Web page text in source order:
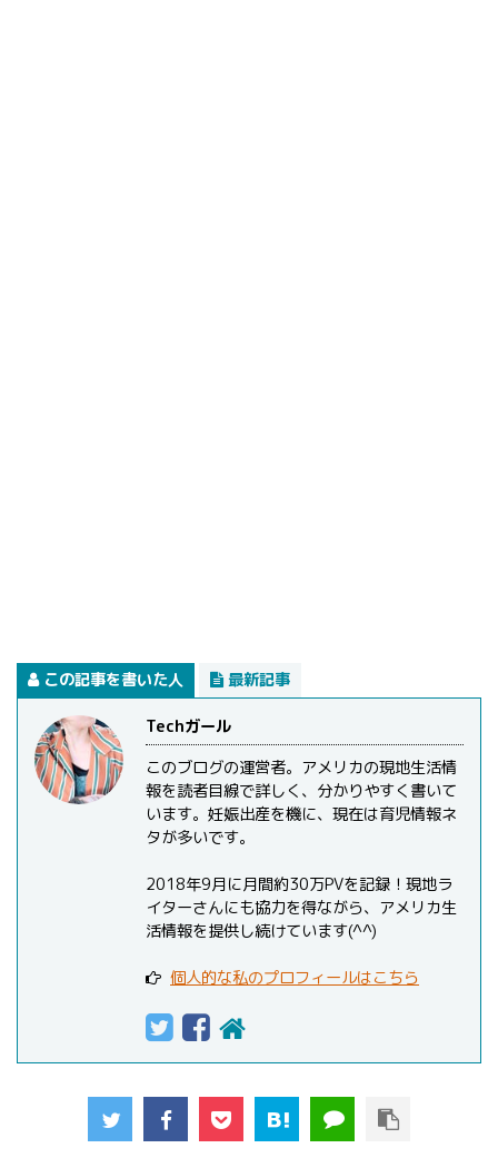
この記事を書いた人 最新記事
Techガール
このブログの運営者。アメリカの現地生活情
報を読者目線で詳しく、分かりやすく書いて
います。妊娠出産を機に、現在は育児情報ネ
タが多いです。
2018年9月に月間約30万PVを記録！現地ラ
イターさんにも協力を得ながら、アメリカ生
活情報を提供し続けています(^^)
個人的な私のプロフィールはこちら